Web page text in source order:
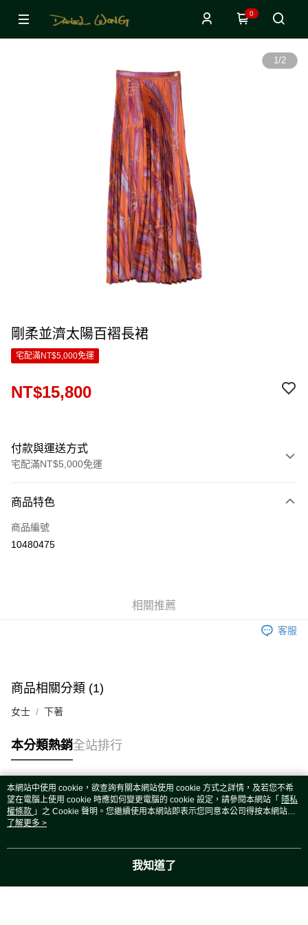
0
1/2
剛柔並濟太陽百褶長裙
宅配滿NT$5,000免運
NT$15,800
付款與運送方式
宅配滿NT$5,000免運
信用卡一次付款
LINE Pay
宅配(外島)
每筆NT$120，滿NT$5,000(含以上)免運費
商品特色
商品編號
10480475
相關推薦
客服
商品相關分類 (1)
女士 下著
本分類熱銷全站排行
熱門標籤
本網站中使用 cookie，欲查詢有關本網站使用 cookie 方式之詳情，及若您不希
望在電腦上使用 cookie 時應如何變更電腦的 cookie 設定，請參閱本網站「 隱私
權條款 」之 Cookie 聲明。您繼續使用本網站即表示您同意本公司得按本網站使
用條款之 Cookie 聲明使用 cookie。
了解更多 >
我知道了